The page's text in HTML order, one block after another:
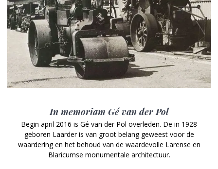
In memoriam Gé van der Pol
Begin april 2016 is Gé van der Pol overleden. De in 1928
geboren Laarder is van groot belang geweest voor de
waardering en het behoud van de waardevolle Larense en
Blaricumse monumentale architectuur.